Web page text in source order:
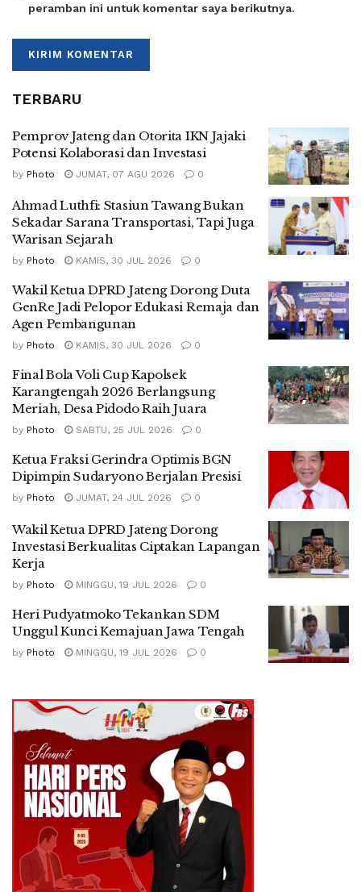
peramban ini untuk komentar saya berikutnya.
TERBARU
Pemprov Jateng dan Otorita IKN Jajaki
Potensi Kolaborasi dan Investasi
by Photo JUMAT, 07 AGU 2026 0
Ahmad Luthfi: Stasiun Tawang Bukan
Sekadar Sarana Transportasi, Tapi Juga
Warisan Sejarah
by Photo KAMIS, 30 JUL 2026 0
Wakil Ketua DPRD Jateng Dorong Duta
GenRe Jadi Pelopor Edukasi Remaja dan
Agen Pembangunan
by Photo KAMIS, 30 JUL 2026 0
Final Bola Voli Cup Kapolsek
Karangtengah 2026 Berlangsung
Meriah, Desa Pidodo Raih Juara
by Photo SABTU, 25 JUL 2026 0
Ketua Fraksi Gerindra Optimis BGN
Dipimpin Sudaryono Berjalan Presisi
by Photo JUMAT, 24 JUL 2026 0
Wakil Ketua DPRD Jateng Dorong
Investasi Berkualitas Ciptakan Lapangan
Kerja
by Photo MINGGU, 19 JUL 2026 0
Heri Pudyatmoko Tekankan SDM
Unggul Kunci Kemajuan Jawa Tengah
by Photo MINGGU, 19 JUL 2026 0